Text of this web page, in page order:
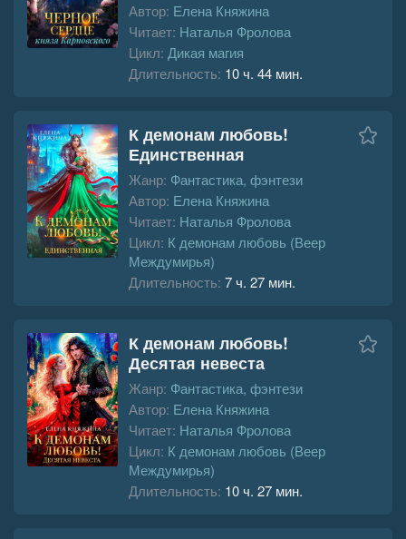
Автор: Елена Княжина
Читает: Наталья Фролова
Цикл: Дикая магия
Длительность: 10 ч. 44 мин.
К демонам любовь!
Единственная
Жанр: Фантастика, фэнтези
Автор: Елена Княжина
Читает: Наталья Фролова
Цикл: К демонам любовь (Веер
Междумирья)
Длительность: 7 ч. 27 мин.
К демонам любовь!
Десятая невеста
Жанр: Фантастика, фэнтези
Автор: Елена Княжина
Читает: Наталья Фролова
Цикл: К демонам любовь (Веер
Междумирья)
Длительность: 10 ч. 27 мин.